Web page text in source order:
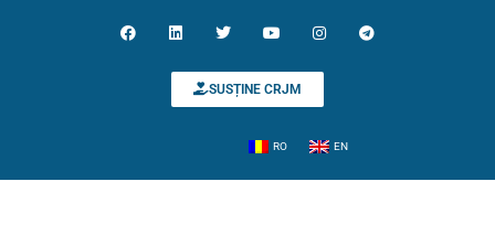
SUSȚINE CRJM
RO EN